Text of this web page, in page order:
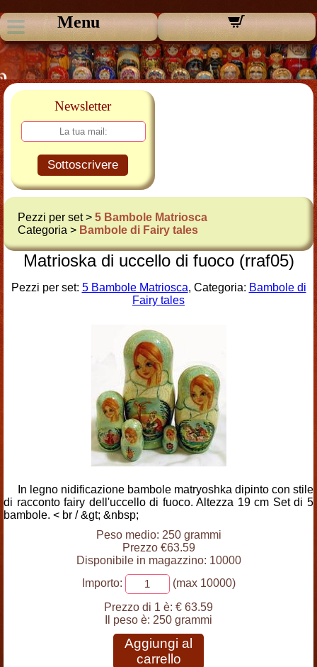
Menu
Newsletter
Sottoscrivere
Pezzi per set > 5 Bambole Matriosca
Categoria > Bambole di Fairy tales
Matrioska di uccello di fuoco (rraf05)
Pezzi per set: 5 Bambole Matriosca, Categoria: Bambole di
Fairy tales
In legno nidificazione bambole matryoshka dipinto con stile
di racconto fairy dell'uccello di fuoco. Altezza 19 cm Set di 5
bambole. < br / &gt; &nbsp;
Peso medio: 250 grammi
Prezzo €63.59
Disponibile in magazzino: 10000
Importo:
(max 10000)
Prezzo di 1 è: € 63.59
Il peso è: 250 grammi
Aggiungi al
carrello